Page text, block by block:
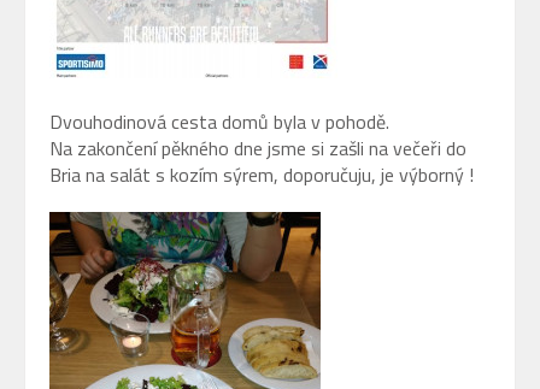
Dvouhodinová cesta domů byla v pohodě.
Na zakončení pěkného dne jsme si zašli na večeři do
Bria na salát s kozím sýrem, doporučuju, je výborný !